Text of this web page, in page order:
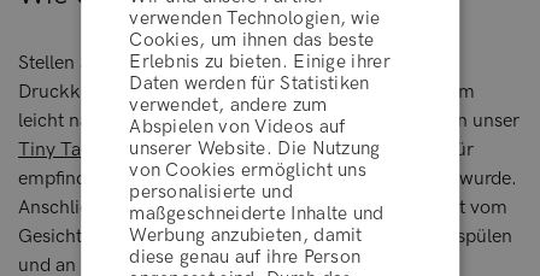
Stellen Sie die Duschhaube mithilfe des sicheren
Druckknopfes so ein, dass sie gut sitzt und der Schirm
leicht nach unten zeigt. Verwenden Sie zum Waschen unser
Tiny Tangles™ Shampoo & Body Wash, das speziell für
empfindliche Kinderhaut und feines Haar entwickelt wurde.
Anschließend abspülen – das Wasser läuft dabei sanft vom
Gesicht ab. Nach dem Baden mit klarem Wasser ausspülen
und an der Luft trocknen lassen.
verwenden Technologien, wie
Cookies, um ihnen das beste
Erlebnis zu bieten. Einige ihrer
Daten werden für Statistiken
verwendet, andere zum
Abspielen von Videos auf
unserer Website. Die Nutzung
von Cookies ermöglicht uns
personalisierte und
maßgeschneiderte Inhalte und
Werbung anzubieten, damit
diese genau auf ihre Person